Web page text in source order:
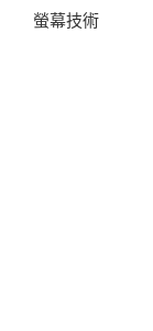
螢幕技術